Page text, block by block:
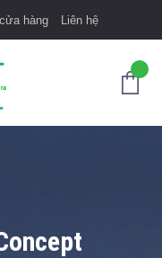
hàng Liên hệ